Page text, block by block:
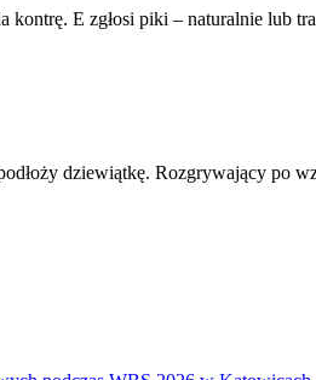
kontrę. E zgłosi piki – naturalnie lub
dziewiątkę. Rozgrywający po